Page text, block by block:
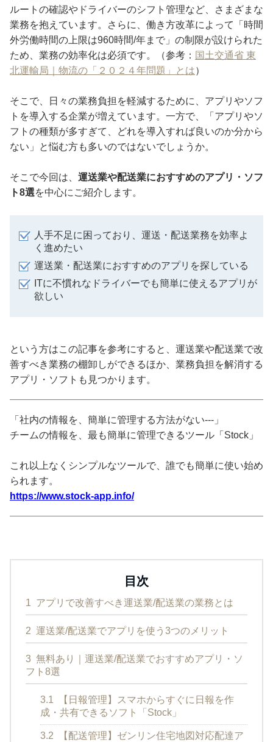
ルートの確認やドライバーのシフト管理など、さまざまな
業務を抱えています。さらに、働き方改革によって「時間
外労働時間の上限は960時間/年まで」の制限が設けられた
ため、業務の効率化は必須です。（参考： 国土交通省 東
北運輸局｜物流の「２０２４年問題」とは）
そこで、日々の業務負担を軽減するために、アプリやソフ
トを導入する企業が増えています。一方で、「アプリやソ
フトの種類が多すぎて、どれを導入すれば良いのか分から
ない」と悩む方も多いのではないでしょうか。
そこで今回は、 運送業や配送業におすすめのアプリ・ソフ
ト8選を中心にご紹介します。
人手不足に困っており、運送・配送業務を効率よ
く進めたい
運送業・配送業におすすめのアプリを探している
ITに不慣れなドライバーでも簡単に使えるアプリが
欲しい
という方はこの記事を参考にすると、運送業や配送業で改
善すべき業務の棚卸しができるほか、業務負担を解消する
アプリ・ソフトも見つかります。
「社内の情報を、簡単に管理する方法がない---」
チームの情報を、最も簡単に管理できるツール「Stock」
これ以上なくシンプルなツールで、誰でも簡単に使い始め
られます。
https://www.stock-app.info/
目次
1 アプリで改善すべき運送業/配送業の業務とは
2 運送業/配送業でアプリを使う3つのメリット
3 無料あり｜運送業/配送業でおすすめアプリ・ソ
フト8選
3.1
【日報管理】スマホからすぐに日報を作
成・共有できるソフト「Stock」
3.2
【配送管理】ゼンリン住宅地図対応配達ア